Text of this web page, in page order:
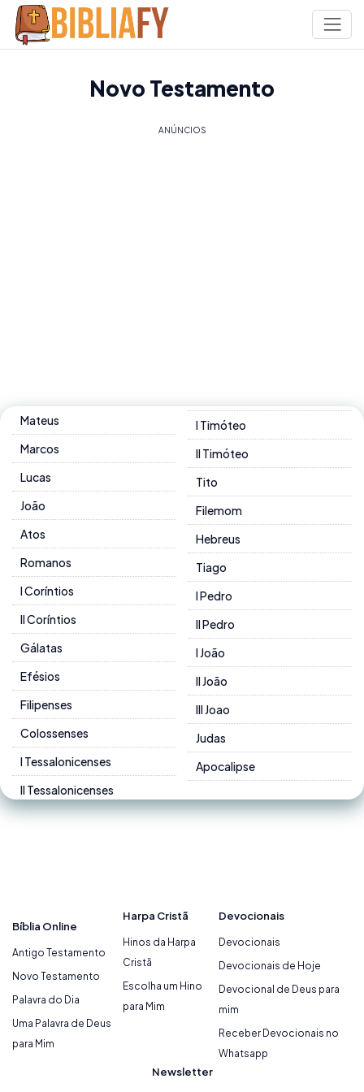
Novo Testamento
ANÚNCIOS
Mateus
Marcos
Lucas
João
Atos
Romanos
I Coríntios
II Coríntios
Gálatas
Efésios
Filipenses
Colossenses
I Tessalonicenses
II Tessalonicenses
I Timóteo
II Timóteo
Tito
Filemom
Hebreus
Tiago
I Pedro
II Pedro
I João
II João
III Joao
Judas
Apocalipse
Bíblia Online
Antigo Testamento
Novo Testamento
Palavra do Dia
Uma Palavra de Deus
para Mim
Harpa Cristã
Hinos da Harpa
Cristã
Escolha um Hino
para Mim
Devocionais
Devocionais
Devocionais de Hoje
Devocional de Deus para
mim
Receber Devocionais no
Whatsapp
Newsletter